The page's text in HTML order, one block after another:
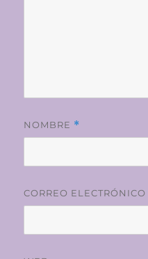
NOMBRE *
CORREO ELECTRÓNICO